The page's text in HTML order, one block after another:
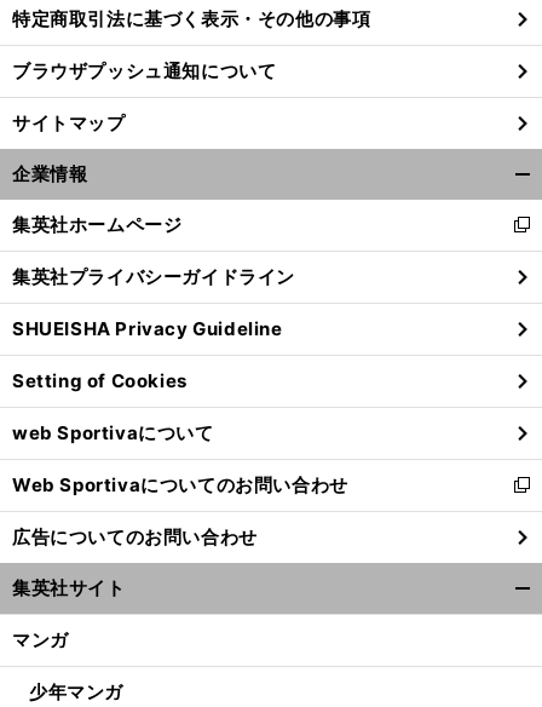
特定商取引法に基づく表示・その他の事項
ブラウザプッシュ通知について
サイトマップ
企業情報
閉
る
集英社ホームページ
新
し
い
ウ
ィ
ン
ド
ウ
で
開
く
集英社プライバシーガイドライン
SHUEISHA Privacy Guideline
Setting of Cookies
web Sportivaについて
Web Sportivaについてのお問い合わせ
新
し
い
ウ
ィ
ン
ウ
広告についてのお問い合わせ
集英社サイト
マンガ
少年マンガ